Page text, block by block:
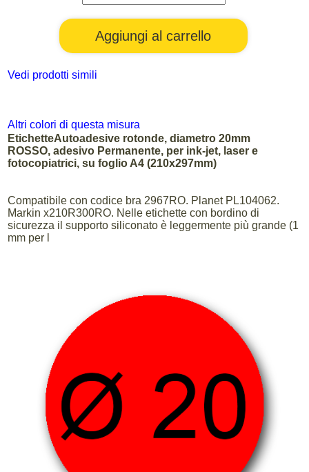
Vedi prodotti simili
Altri colori di questa misura
EtichetteAutoadesive rotonde, diametro 20mm
ROSSO, adesivo Permanente, per ink-jet, laser e
fotocopiatrici, su foglio A4 (210x297mm)
Compatibile con codice bra 2967RO. Planet PL104062.
Markin x210R300RO. Nelle etichette con bordino di
sicurezza il supporto siliconato è leggermente più grande (1
mm per l